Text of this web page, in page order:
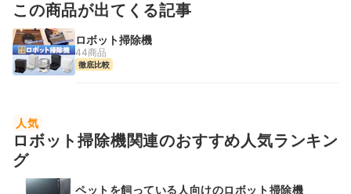
この商品が出てくる記事
ロボット掃除機
44商品
徹底比較
人気
ロボット掃除機関連のおすすめ人気ランキン
グ
ペットを飼っている人向けのロボット掃除機